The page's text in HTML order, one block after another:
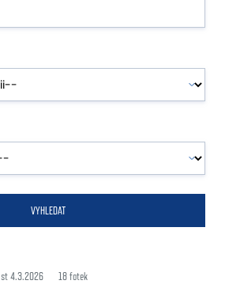
VYHLEDAT
st 4.3.2026 18 fotek